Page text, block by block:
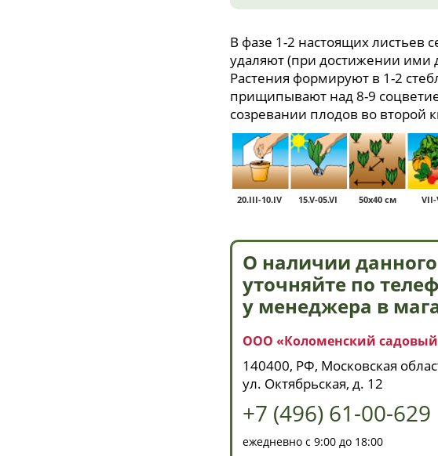
В фазе 1-2 настоящих листьев
удаляют (при достижении ими
Растения формируют в 1-2
прищипывают над 8-9
созревании плодов во второй
20.III-10.IV 15.V-05.VI 50х40 см
О наличии
уточняйте по
у менеджера в
ООО «Коломенский садовый
140400, РФ, Московская
ул. Октябрьская, д. 12
+7 (496) 61-00-629
ежедневно с 9:00 до 18:00